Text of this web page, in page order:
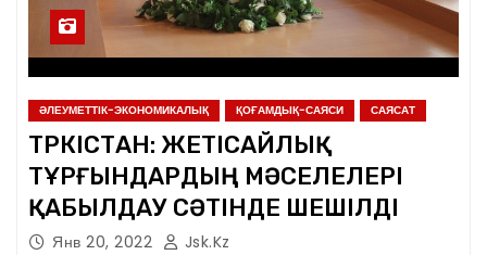
ӘЛЕУМЕТТІК-ЭКОНОМИКАЛЫҚ ҚОҒАМДЫҚ-САЯСИ САЯСАТ
ТҮРКІСТАН: ЖЕТІСАЙЛЫҚ
ТҰРҒЫНДАРДЫҢ МӘСЕЛЕЛЕРІ
ҚАБЫЛДАУ СӘТІНДЕ ШЕШІЛДІ
Янв 20, 2022 Jsk.kz